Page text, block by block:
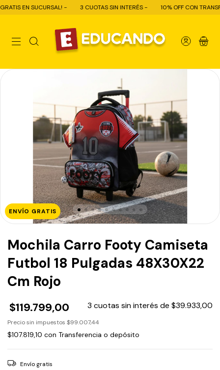
EN SUCURSAL! - 3 CUOTAS SIN INTERÉS - 10% OFF CON
0
ENVÍO GRATIS
Mochila Carro Footy Camiseta
Futbol 18 Pulgadas 48X30X22
Cm Rojo
$119.799,00 3 cuotas sin interés de $39.933,00
Precio sin impuestos $99.007,44
$107.819,10 con Transferencia o depósito
Envío gratis